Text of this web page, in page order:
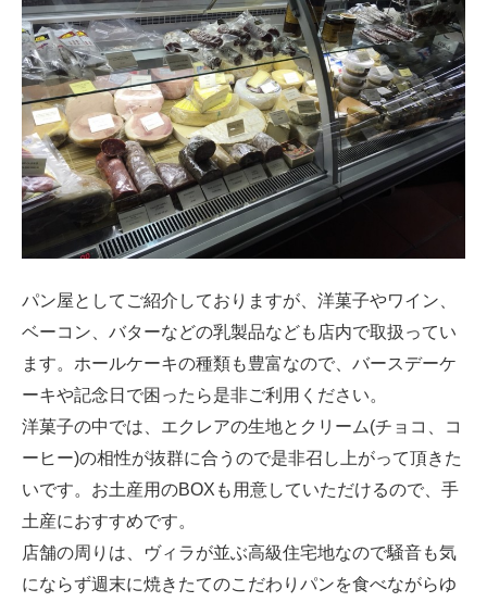
パン屋としてご紹介しておりますが、洋菓子やワイン、
ベーコン、バターなどの乳製品なども店内で取扱ってい
ます。ホールケーキの種類も豊富なので、バースデーケ
ーキや記念日で困ったら是非ご利用ください。
洋菓子の中では、エクレアの生地とクリーム(チョコ、コ
ーヒー)の相性が抜群に合うので是非召し上がって頂きた
いです。お土産用のBOXも用意していただけるので、手
土産におすすめです。
店舗の周りは、ヴィラが並ぶ高級住宅地なので騒音も気
にならず週末に焼きたてのこだわりパンを食べながらゆ